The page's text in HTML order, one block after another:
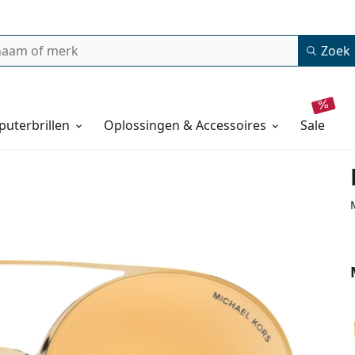
Zoek
Oplossingen & Accessoires sale